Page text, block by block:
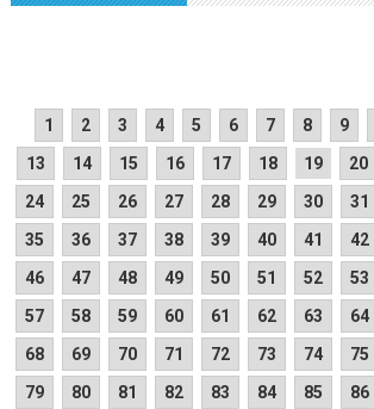
1 2 3 4 5 6 7 8 9
13
14 15 16 17 18 19 20
24
25 26 27 28 29 30 31
35
36 37 38 39 40 41 42
46
47 48 49 50 51 52 53
57
58 59 60 61 62 63 64
68
69 70 71 72 73 74 75
79
80 81 82 83 84 85 86